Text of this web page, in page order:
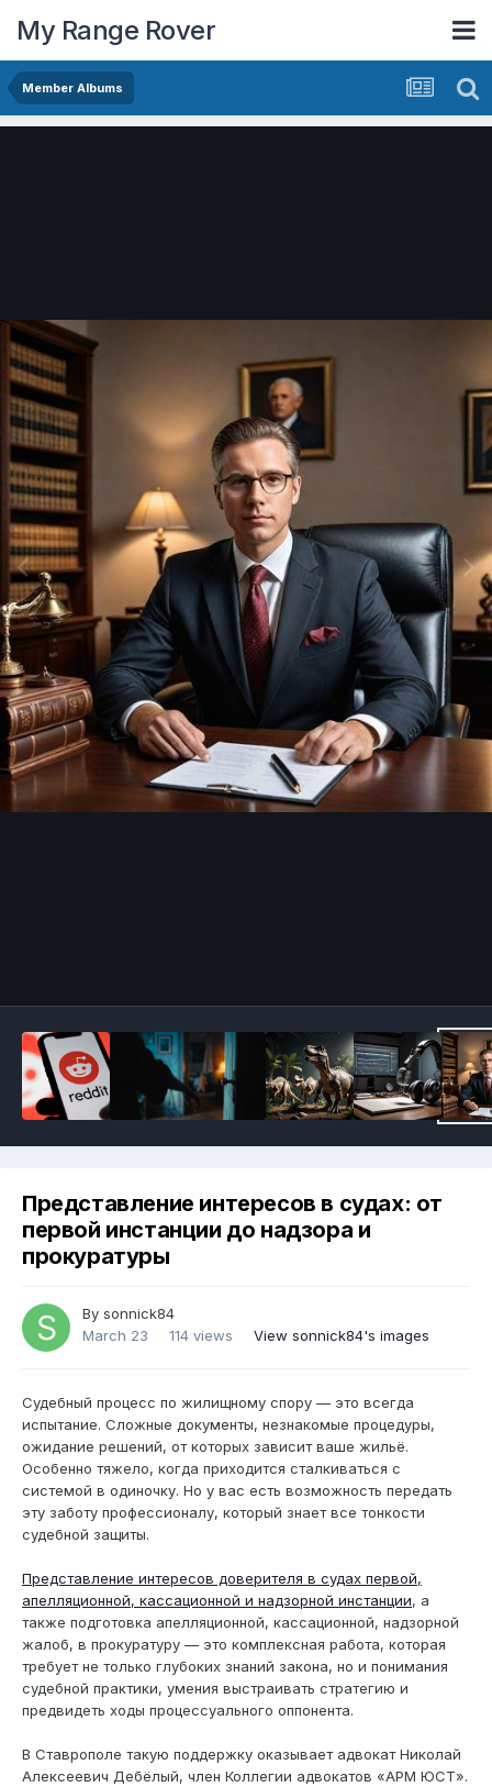
My Range Rover
Member Albums
Представление интересов в судах: от
первой инстанции до надзора и
прокуратуры
By sonnick84
March 23
114 views View sonnick84's images
Судебный процесс по жилищному спору — это всегда
испытание. Сложные документы, незнакомые процедуры,
ожидание решений, от которых зависит ваше жильё.
Особенно тяжело, когда приходится сталкиваться с
системой в одиночку. Но у вас есть возможность передать
эту заботу профессионалу, который знает все тонкости
судебной защиты.
Представление интересов доверителя в судах первой,
апелляционной, кассационной и надзорной инстанции, а
также подготовка апелляционной, кассационной, надзорной
жалоб, в прокуратуру — это комплексная работа, которая
требует не только глубоких знаний закона, но и понимания
судебной практики, умения выстраивать стратегию и
предвидеть ходы процессуального оппонента.
В Ставрополе такую поддержку оказывает адвокат Николай
Алексеевич Дебёлый, член Коллегии адвокатов «АРМ ЮСТ».